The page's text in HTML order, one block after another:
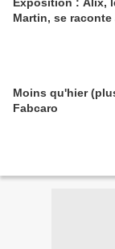
Martin, se raconte
Moins qu'hier
Fabcaro